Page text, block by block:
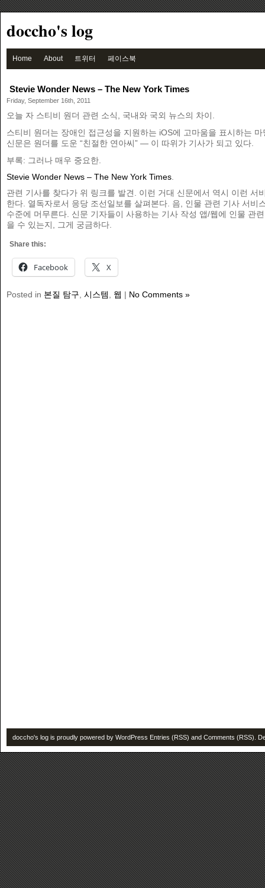
doccho's log
Home About 트위터 페이스북
Stevie Wonder News – The New York Times
Friday, September 16th, 2011
오늘 자 스티비 원더 관련 소식, 국내와 국외 뉴스의 차이.
스티비 원더는 장애인 접근성을 지원하는 iOS에 고마움을 표시하는 마
신문은 원더를 도운 “친절한 연아씨” — 이 따위가 기사가 되고 있다.
부록: 그러나 매우 중요한.
Stevie Wonder News – The New York Times.
관련 기사를 찾다가 위 링크를 발견. 이런 거대 신문에서 역시 이런 서
한다. 열독자로서 응당 조선일보를 살펴본다. 음, 인물 관련 기사 서비
수준에 머무른다. 신문 기자들이 사용하는 기사 작성 앱/웹에 인물 관
을 수 있는지, 그게 궁금하다.
Share this:
Facebook X
Posted in 본질 탐구, 시스템 , 웹 No Comments »
doccho's log is proudly powered by WordPress Entries (RSS) and Comments (RSS) .